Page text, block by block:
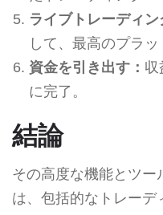
ライブトレーディン
して、最高のプラ
資金を引き出す： 収
に完了。
結論
その高度な機能とツー
は、包括的なトレーデ